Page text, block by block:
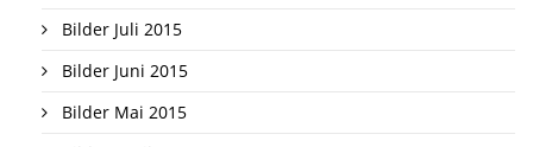
Bilder Juli 2015
Bilder Juni 2015
Bilder Mai 2015